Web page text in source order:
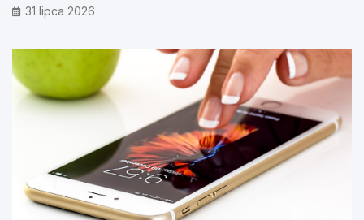
31 lipca 2026